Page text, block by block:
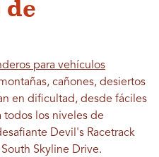
para vehículos
cañones, desiertos
en dificultad, desde fáciles
todos los niveles de
Devil's Racetrack
Skyline Drive.